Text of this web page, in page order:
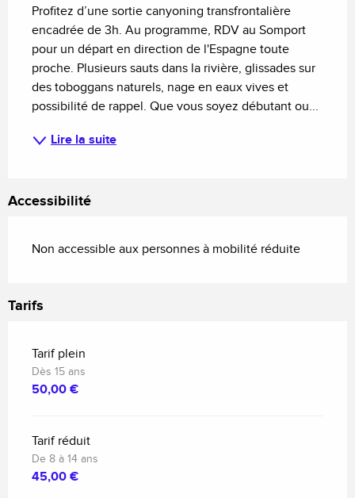
Profitez d’une sortie canyoning transfrontalière
encadrée de 3h. Au programme, RDV au Somport
pour un départ en direction de l'Espagne toute
proche. Plusieurs sauts dans la rivière, glissades sur
des toboggans naturels, nage en eaux vives et
possibilité de rappel. Que vous soyez débutant ou...
Lire la suite
Accessibilité
Non accessible aux personnes à mobilité réduite
Tarifs
Tarif plein
Dès 15 ans
50,00 €
Tarif réduit
De 8 à 14 ans
45,00 €